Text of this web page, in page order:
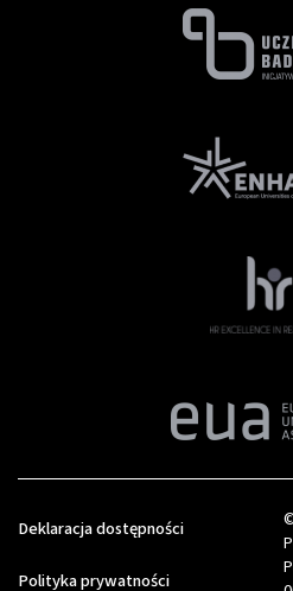
Deklaracja dostępności
Polityka prywatności